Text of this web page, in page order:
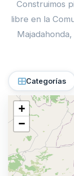
Construimos
libre en la
Categorías
+
−